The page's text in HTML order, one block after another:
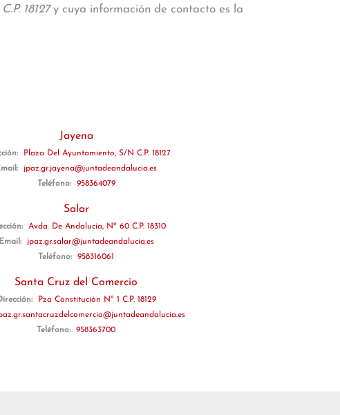
18127y cuya información de contacto es la
Jayena
Plaza Del Ayuntamiento, S/N C.P. 18127
jpaz.gr.jayena@juntadeandalucia.es
Teléfono:
958364079
Salar
Avda. De Andalucía, Nº 60 C.P. 18310
Email:
jpaz.gr.salar@juntadeandalucia.es
Teléfono:
958316061
Santa Cruz del Comercio
Pza Constitución Nº 1 C.P. 18129
Teléfono:
958363700